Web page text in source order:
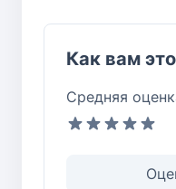
Как вам
Средняя